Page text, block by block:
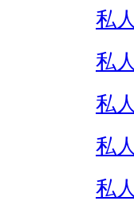
私
私
私
私
私